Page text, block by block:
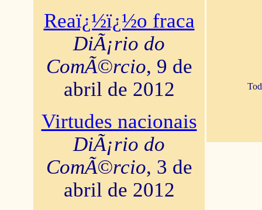
Reaï¿½ï¿½o fraca
DiÃ¡rio do
ComÃ©rcio, 9 de
abril de 2012
Virtudes nacionais
DiÃ¡rio do
ComÃ©rcio, 3 de
abril de 2012